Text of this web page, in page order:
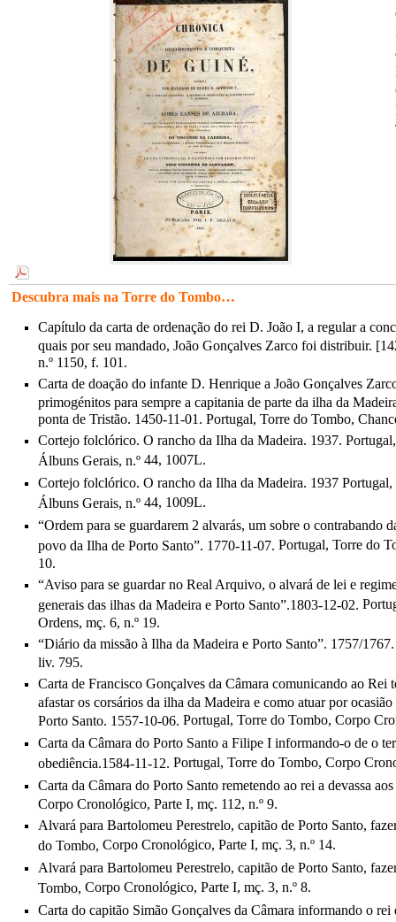
Descubra mais na Torre do Tombo…
Capítulo da carta de ordenação do rei D. João I, a regular a
quais por seu mandado, João Gonçalves Zarco foi distribuir.
n.º 1150, f. 101.
Carta de doação do infante D. Henrique a João Gonçalves
primogénitos para sempre a capitania de parte da ilha da
ponta de Tristão. 1450-11-01. Portugal, Torre do Tombo,
Cortejo folclórico. O rancho da Ilha da Madeira. 1937.
Álbuns Gerais, n.º 44, 1007L.
Cortejo folclórico. O rancho da Ilha da Madeira. 1937 Portugal,
Álbuns Gerais, n.º 44, 1009L.
“Ordem para se guardarem 2 alvarás, um sobre o contrabando
povo da Ilha de Porto Santo”. 1770-11-07. Portugal, Torre do
10.
“Aviso para se guardar no Real Arquivo, o alvará de lei e
generais das ilhas da Madeira e Porto Santo”.1803-12-02.
Ordens, mç. 6, n.º 19.
“Diário da missão à Ilha da Madeira e Porto Santo”. 1757/
liv. 795.
Carta de Francisco Gonçalves da Câmara comunicando ao Rei
afastar os corsários da ilha da Madeira e como atuar por
Porto Santo. 1557-10-06. Portugal, Torre do Tombo, Corpo
Carta da Câmara do Porto Santo a Filipe I informando-o de o
obediência.1584-11-12. Portugal, Torre do Tombo, Corpo
Carta da Câmara do Porto Santo remetendo ao rei a devassa
Corpo Cronológico, Parte I, mç. 112, n.º 9.
Alvará para Bartolomeu Perestrelo, capitão de Porto Santo,
do Tombo, Corpo Cronológico, Parte I, mç. 3, n.º 14.
Alvará para Bartolomeu Perestrelo, capitão de Porto Santo,
Tombo, Corpo Cronológico, Parte I, mç. 3, n.º 8.
Carta do capitão Simão Gonçalves da Câmara informando o